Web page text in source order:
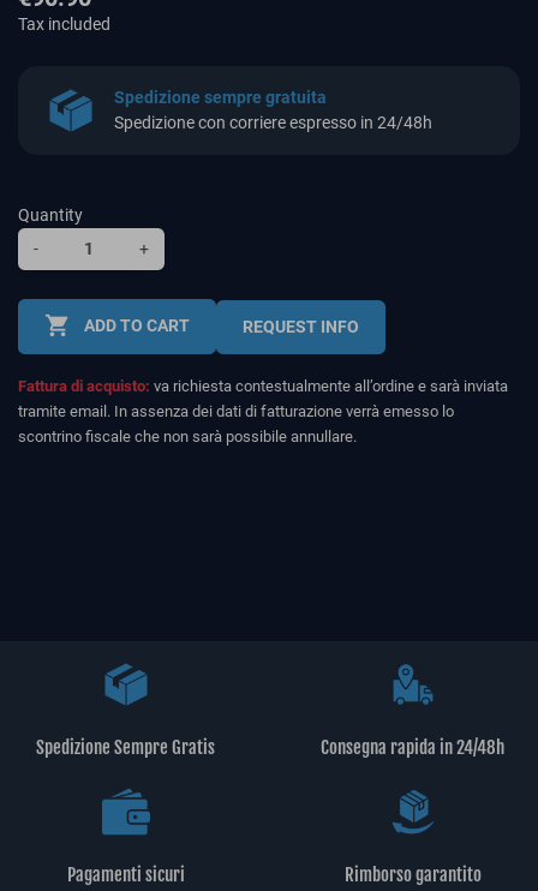
Tax included
Spedizione sempre gratuita
Spedizione con corriere espresso in 24/48h
Quantity
-
+
shopping_cart ADD TO CART REQUEST INFO
Fattura di acquisto: va richiesta contestualmente all’ordine e sarà inviata
tramite email. In assenza dei dati di fatturazione verrà emesso lo
scontrino fiscale che non sarà possibile annullare.
Spedizione Sempre Gratis Consegna rapida in 24/48h
Pagamenti sicuri Rimborso garantito